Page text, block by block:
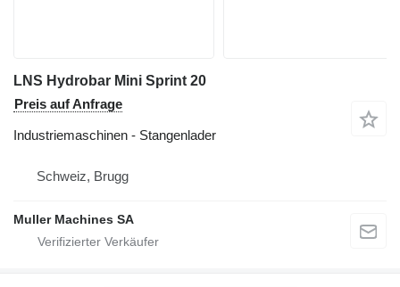
LNS Hydrobar Mini Sprint 20
Preis auf Anfrage
Industriemaschinen - Stangenlader
Schweiz, Brugg
Muller Machines SA